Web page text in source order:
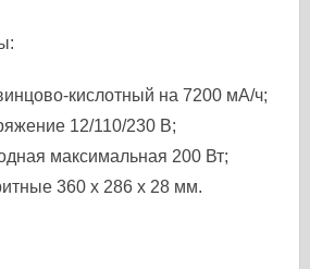
кислотный на 7200 мА/ч;
12/110/230 В;
максимальная 200 Вт;
360 х 286 х 28 мм.